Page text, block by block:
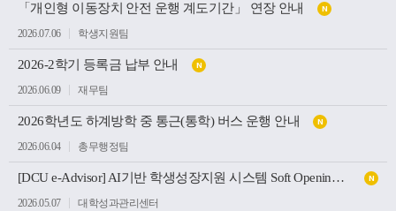
「개인형 이동장치 안전 운행 계도기간」 연장 안내 N
2026.07.06 학생지원팀
2026-2학기 등록금 납부 안내 N
2026.06.09 재무팀
2026학년도 하계방학 중 통근(통학) 버스 운행 안내 N
2026.06.04 총무행정팀
[DCU e-Advisor] AI기반 학생성장지원 시스템 Soft Opening(가오픈) 안내 N
2026.05.07 대학성과관리센터